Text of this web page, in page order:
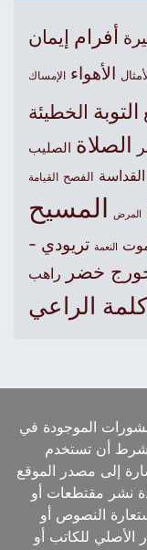
أفرام إيمان
الأهواء الإمساك
الخطيئة
الصلاة الصليب
الفصح القيامة
المسيح
النعمة تريودي -
خضر راهب
الراعي
الموجودة في
شرط أن تستخدم
إلى مصدر الموقع
مقتطعات أو
النصوص أو
للكاتب أو